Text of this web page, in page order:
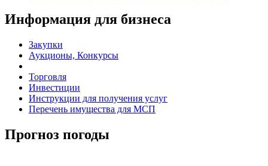
Информация для бизнеса
Закупки
Аукционы, Конкурсы
Торговля
Инвестиции
Инструкции для получения услуг
Перечень имущества для МСП
Прогноз погоды